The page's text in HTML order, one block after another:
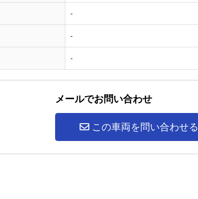
-
-
-
メールでお問い合わせ
この車両を問い合わせる